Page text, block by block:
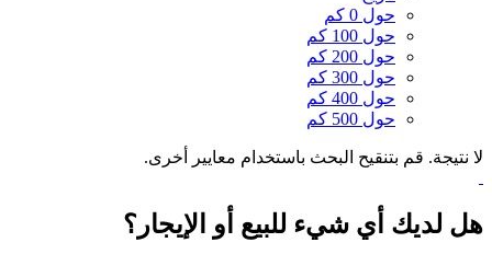
حول 0 كم
حول 100 كم
حول 200 كم
حول 300 كم
حول 400 كم
حول 500 كم
لا نتيجة. قم بتنقيح البحث باستخدام معايير أخرى.
هل لديك أي شيء للبيع أو الإيجار؟